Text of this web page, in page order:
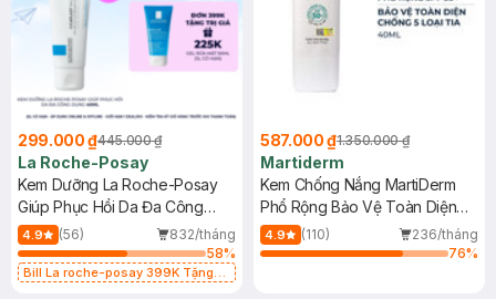
299.000 ₫445.000 ₫
La Roche-Posay
Kem Dưỡng La Roche-Posay
Giúp Phục Hồi Da Đa Công
Dụng 40ml
4.9 (56)
832/tháng
58%
Bill La roche-posay 399K Tặng
587.000 ₫1.350.000 ₫
Martiderm
Kem Chống Nắng MartiDerm
Phổ Rộng Bảo Vệ Toàn Diện
40ml
4.9 (110)
236/tháng
76%